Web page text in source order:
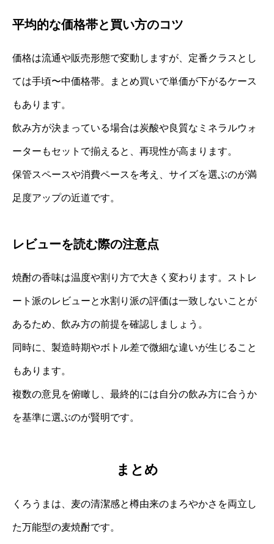
平均的な価格帯と買い方のコツ
価格は流通や販売形態で変動しますが、定番クラスとし
ては手頃〜中価格帯。まとめ買いで単価が下がるケース
もあります。
飲み方が決まっている場合は炭酸や良質なミネラルウォ
ーターもセットで揃えると、再現性が高まります。
保管スペースや消費ペースを考え、サイズを選ぶのが満
足度アップの近道です。
レビューを読む際の注意点
焼酎の香味は温度や割り方で大きく変わります。ストレ
ート派のレビューと水割り派の評価は一致しないことが
あるため、飲み方の前提を確認しましょう。
同時に、製造時期やボトル差で微細な違いが生じること
もあります。
複数の意見を俯瞰し、最終的には自分の飲み方に合うか
を基準に選ぶのが賢明です。
まとめ
くろうまは、麦の清潔感と樽由来のまろやかさを両立し
た万能型の麦焼酎です。